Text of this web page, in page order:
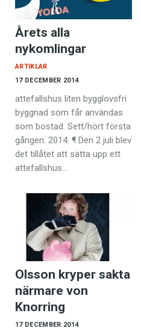
Årets alla
nykomlingar
17 DECEMBER 2014
ARTIKLAR
attefallshus liten bygglovsfri
byggnad som får användas
som bostad. Sett/hört första
gången: 2014. ¶ Den 2 juli blev
det tillåtet att sätta upp ett
attefallshus…
Olsson kryper sakta
närmare von
Knorring
17 DECEMBER 2014